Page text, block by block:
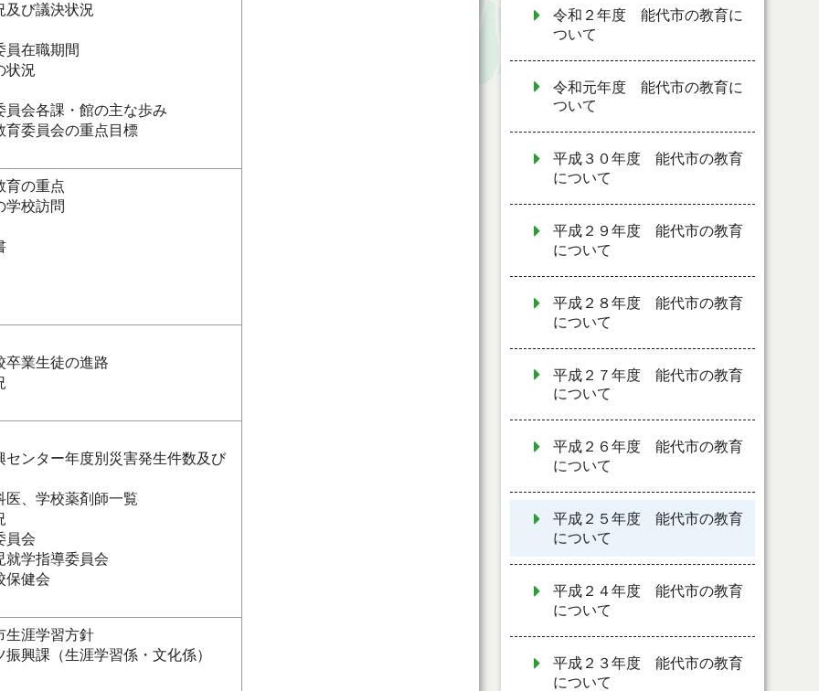
及び議決状況
員在職期間
状況
会各課・館の主な歩み
委員会の重点目標
育の重点
学校訪問
卒業生徒の進路
センター年度別災害発生件数及び
医、学校薬剤師一覧
員会
就学指導委員会
保健会
生涯学習方針
興課（生涯学習係・文化係）
令和２年度 能代市の教育に
ついて
令和元年度 能代市の教育に
ついて
平成３０年度 能代市の教育
について
平成２９年度 能代市の教育
について
平成２８年度 能代市の教育
について
平成２７年度 能代市の教育
について
平成２６年度 能代市の教育
について
平成２５年度 能代市の教育
について
平成２４年度 能代市の教育
について
平成２３年度 能代市の教育
について